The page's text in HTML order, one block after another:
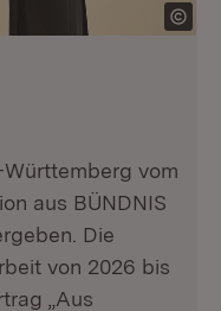
vom
aus BÜNDNIS
Die
von 2026 bis
„Aus